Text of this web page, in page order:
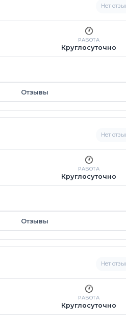
Нет
🕐
РАБОТА
Круглосуточно
Отзывы
Нет
🕐
РАБОТА
Круглосуточно
Отзывы
Нет
🕐
РАБОТА
Круглосуточно